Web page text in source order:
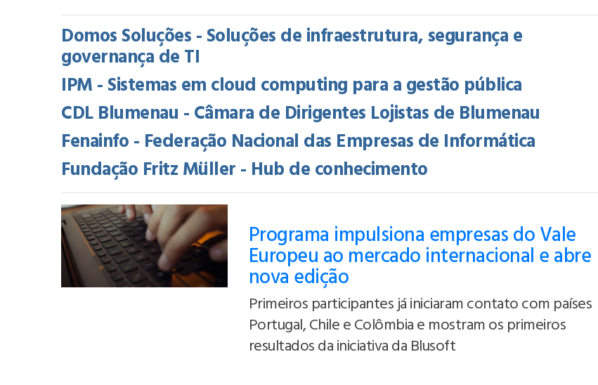
Domos Soluções - Soluções de infraestrutura, segurança e
governança de TI
IPM - Sistemas em cloud computing para a gestão pública
CDL Blumenau - Câmara de Dirigentes Lojistas de Blumenau
Fenainfo - Federação Nacional das Empresas de Informática
Fundação Fritz Müller - Hub de conhecimento
Programa impulsiona empresas do Vale
Europeu ao mercado internacional e abre
nova edição
Primeiros participantes já iniciaram contato com países
Portugal, Chile e Colômbia e mostram os primeiros
resultados da iniciativa da Blusoft